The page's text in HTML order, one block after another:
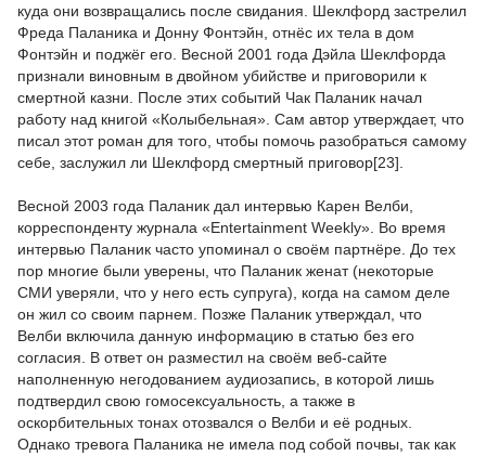
куда они возвращались после свидания. Шеклфорд застрелил
Фреда Паланика и Донну Фонтэйн, отнёс их тела в дом
Фонтэйн и поджёг его. Весной 2001 года Дэйла Шеклфорда
признали виновным в двойном убийстве и приговорили к
смертной казни. После этих событий Чак Паланик начал
работу над книгой «Колыбельная». Сам автор утверждает, что
писал этот роман для того, чтобы помочь разобраться самому
себе, заслужил ли Шеклфорд смертный приговор[23].
Весной 2003 года Паланик дал интервью Карен Велби,
корреспонденту журнала «Entertainment Weekly». Во время
интервью Паланик часто упоминал о своём партнёре. До тех
пор многие были уверены, что Паланик женат (некоторые
СМИ уверяли, что у него есть супруга), когда на самом деле
он жил со своим парнем. Позже Паланик утверждал, что
Велби включила данную информацию в статью без его
согласия. В ответ он разместил на своём веб-сайте
наполненную негодованием аудиозапись, в которой лишь
подтвердил свою гомосексуальность, а также в
оскорбительных тонах отозвался о Велби и её родных.
Однако тревога Паланика не имела под собой почвы, так как